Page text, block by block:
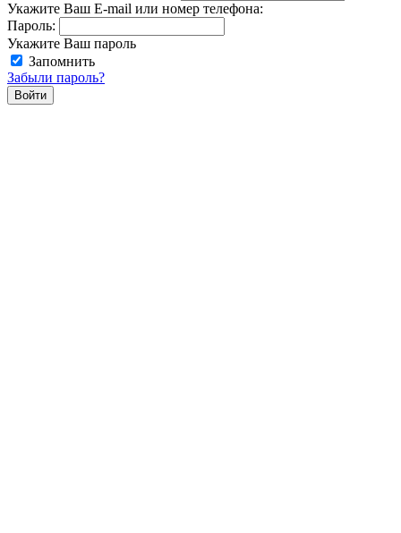
Укажите Ваш E-mail или номер телефона:
Пароль:
Укажите Ваш пароль
Запомнить
Забыли пароль?